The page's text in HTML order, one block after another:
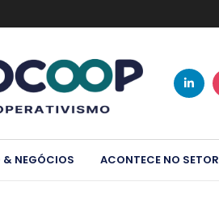
& NEGÓCIOS ACONTECE NO SETOR